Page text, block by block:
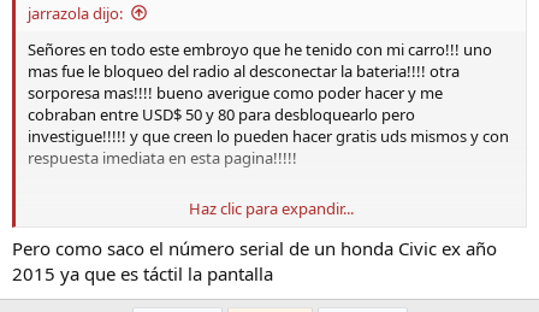
jarrazola dijo:
Señores en todo este embroyo que he tenido con mi carro!!! uno
mas fue le bloqueo del radio al desconectar la bateria!!!! otra
sorporesa mas!!!! bueno averigue como poder hacer y me
cobraban entre USD$ 50 y 80 para desbloquearlo pero
investigue!!!!! y que creen lo pueden hacer gratis uds mismos y con
respuesta imediata en esta pagina!!!!!
http://radio-navicode.honda.com
es gratis solo necesitan los datos que le piden!!!! el No. vin y el Serial
del RADIO suerte!!!! funciona ya lo probe!!!!
Haz clic para expandir...
Pero como saco el número serial de un honda Civic ex año
2015 ya que es táctil la pantalla